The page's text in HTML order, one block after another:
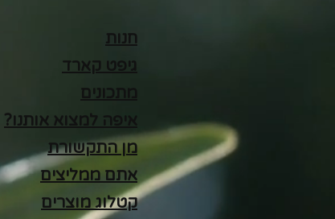
חנות
גיפט קארד
מתכונים
איפה למצוא אותנו?
מן התקשורת
אתם ממליצים
קטלוג מוצרים